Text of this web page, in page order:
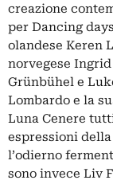
creazione
per Dancing
olandese Keren
norvegese
Grünbühel e
Lombardo e la
Luna Cenere
espressioni
l’odierno
sono invece Liv